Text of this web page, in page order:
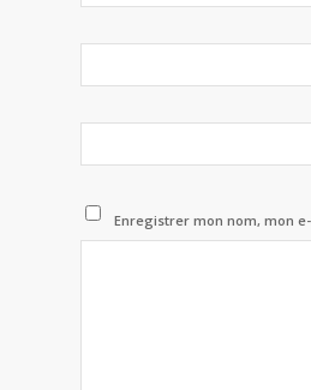
Enregistrer mon nom, mon